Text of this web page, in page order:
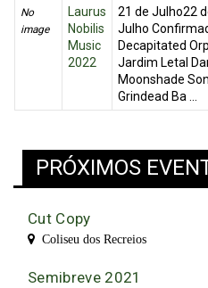
No
image
Laurus
Nobilis
Music
2022
21 de Julho22
Julho
Decapitated
Jardim Letal
Moonshade
Grindead Ba ...
PRÓXIMOS
Cut Copy
Coliseu dos Recreios
Semibreve 2021